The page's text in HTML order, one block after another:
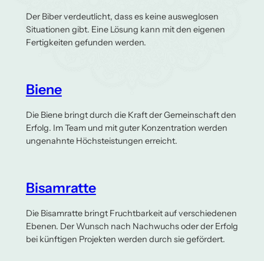
Der Biber verdeutlicht, dass es keine ausweglosen
Situationen gibt. Eine Lösung kann mit den eigenen
Fertigkeiten gefunden werden.
Biene
Die Biene bringt durch die Kraft der Gemeinschaft den
Erfolg. Im Team und mit guter Konzentration werden
ungenahnte Höchsteistungen erreicht.
Bisamratte
Die Bisamratte bringt Fruchtbarkeit auf verschiedenen
Ebenen. Der Wunsch nach Nachwuchs oder der Erfolg
bei künftigen Projekten werden durch sie gefördert.